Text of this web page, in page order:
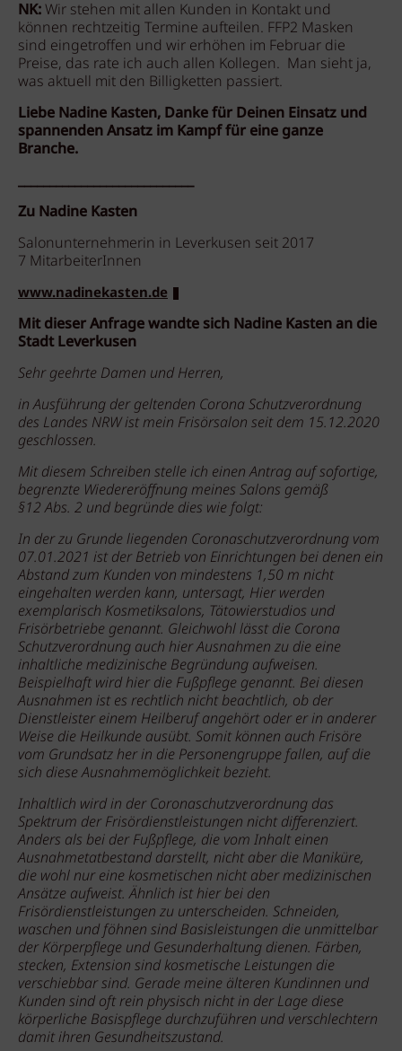
NK:Wir stehen mit allen Kunden in Kontakt und
können rechtzeitig Termine aufteilen. FFP2 Masken
sind eingetroffen und wir erhöhen im Februar die
Preise, das rate ich auch allen Kollegen. Man sieht ja,
was aktuell mit den Billigketten passiert.
Liebe Nadine Kasten, Danke für Deinen Einsatz und
spannenden Ansatz im Kampf für eine ganze
Branche.
____________________________
Zu Nadine Kasten
Salonunternehmerin in Leverkusen seit 2017
7 MitarbeiterInnen
www.nadinekasten.de
Mit dieser Anfrage wandte sich Nadine Kasten an die
Stadt Leverkusen
Sehr geehrte Damen und Herren,
in Ausführung der geltenden Corona Schutzverordnung
des Landes NRW ist mein Frisörsalon seit dem 15.12.2020
geschlossen.
Mit diesem Schreiben stelle ich einen Antrag auf sofortige,
begrenzte Wiedereröffnung meines Salons gemäß
§12 Abs. 2 und begründe dies wie folgt:
In der zu Grunde liegenden Coronaschutzverordnung vom
07.01.2021 ist der Betrieb von Einrichtungen bei denen ein
Abstand zum Kunden von mindestens 1,50 m nicht
eingehalten werden kann, untersagt, Hier werden
exemplarisch Kosmetiksalons, Tätowierstudios und
Frisörbetriebe genannt. Gleichwohl lässt die Corona
Schutzverordnung auch hier Ausnahmen zu die eine
inhaltliche medizinische Begründung aufweisen.
Beispielhaft wird hier die Fußpflege genannt. Bei diesen
Ausnahmen ist es rechtlich nicht beachtlich, ob der
Dienstleister einem Heilberuf angehört oder er in anderer
Weise die Heilkunde ausübt. Somit können auch Frisöre
vom Grundsatz her in die Personengruppe fallen, auf die
sich diese Ausnahmemöglichkeit bezieht.
Inhaltlich wird in der Coronaschutzverordnung das
Spektrum der Frisördienstleistungen nicht differenziert.
Anders als bei der Fußpflege, die vom Inhalt einen
Ausnahmetatbestand darstellt, nicht aber die Maniküre,
die wohl nur eine kosmetischen nicht aber medizinischen
Ansätze aufweist. Ähnlich ist hier bei den
Frisördienstleistungen zu unterscheiden. Schneiden,
waschen und föhnen sind Basisleistungen die unmittelbar
der Körperpflege und Gesunderhaltung dienen. Färben,
stecken, Extension sind kosmetische Leistungen die
verschiebbar sind. Gerade meine älteren Kundinnen und
Kunden sind oft rein physisch nicht in der Lage diese
körperliche Basispflege durchzuführen und verschlechtern
damit ihren Gesundheitszustand.